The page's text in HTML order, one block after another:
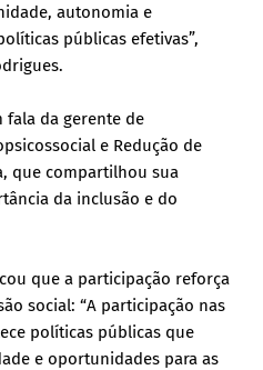
autonomia e
públicas efetivas”,
fala da gerente de
e Redução de
que compartilhou sua
da inclusão e do
que a participação reforça
social: “A participação nas
políticas públicas que
e oportunidades para as